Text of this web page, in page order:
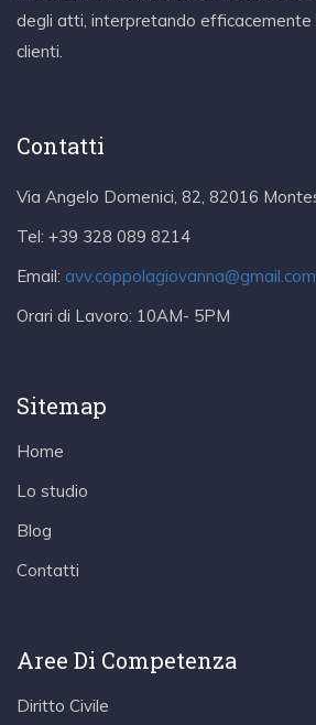
degli atti, interpretando efficacemente
clienti.
Contatti
Via Angelo Domenici, 82, 82016
Tel: +39 328 089 8214
Email: avv.coppolagiovanna@gmail.com
Orari di Lavoro: 10AM- 5PM
Sitemap
Home
Lo studio
Blog
Contatti
Aree Di Competenza
Diritto Civile